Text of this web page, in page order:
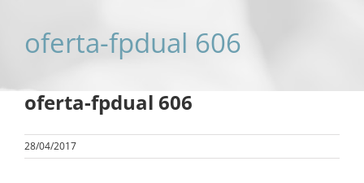
oferta-fpdual 606
oferta-fpdual 606
28/04/2017